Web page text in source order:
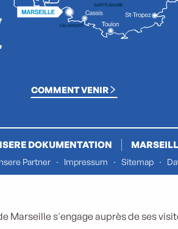
COMMENT VENIR
DOKUMENTATION
Partner Impressum Sitemap
Marseille s'engage auprès de ses